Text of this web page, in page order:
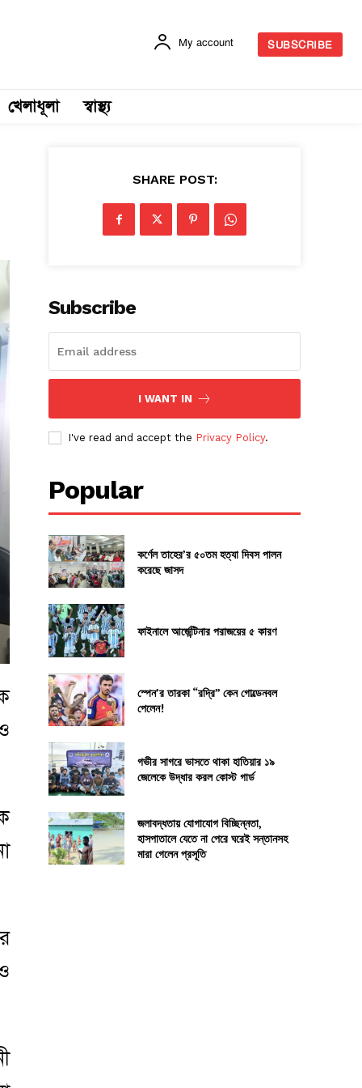
My account SUBSCRIBE
খেলাধূলা স্বাস্থ্য
SHARE POST:
Subscribe
I WANT IN
I've read and accept the Privacy Policy.
Popular
কর্ণেল তাহের’র ৫০তম হত্যা দিবস পালন
করেছে জাসদ
ফাইনালে আর্জেন্টিনার পরাজয়ের ৫ কারণ
স্পেন’র তারকা “রদ্রি” কেন গোল্ডেনবল
পেলেন!
গভীর সাগরে ভাসতে থাকা হাতিয়ার ১৯
জেলেকে উদ্ধার করল কোস্ট গার্ড
জলাবদ্ধতায় যোগাযোগ বিচ্ছিন্নতা,
হাসপাতালে যেতে না পেরে ঘরেই সন্তানসহ
মারা গেলেন প্রসূতি